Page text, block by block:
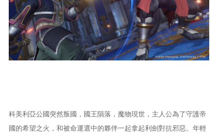
科美利亞公國突然叛國，國王隕落，魔物現世，主人公為了守護帝
國的希望之火，和被命運選中的夥伴一起拿起利劍對抗邪惡。年輕